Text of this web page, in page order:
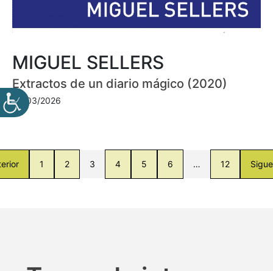
MIGUEL SELLERS
Extractos de un diario mágico (2020)
30/03/2026
1 2 3 4 5 6 … 12